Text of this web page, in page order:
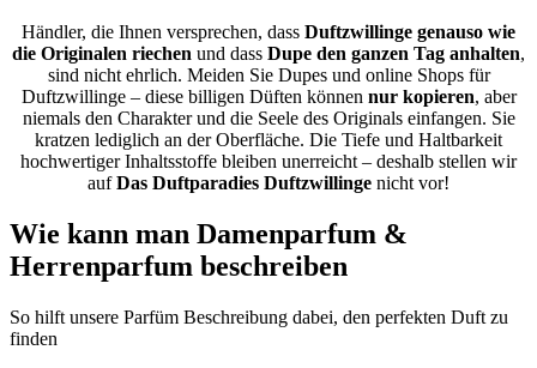
Händler, die Ihnen versprechen, dass Duftzwillinge genauso wie
die Originalen riechen und dass Dupe den ganzen Tag anhalten,
sind nicht ehrlich. Meiden Sie Dupes und online Shops für
Duftzwillinge – diese billigen Düften können nur kopieren, aber
niemals den Charakter und die Seele des Originals einfangen. Sie
kratzen lediglich an der Oberfläche. Die Tiefe und Haltbarkeit
hochwertiger Inhaltsstoffe bleiben unerreicht – deshalb stellen wir
aufDas Duftparadies Duftzwillinge nicht vor!
Wie kann man Damenparfum &
Herrenparfum beschreiben
So hilft unsere Parfüm Beschreibung dabei, den perfekten Duft zu
finden